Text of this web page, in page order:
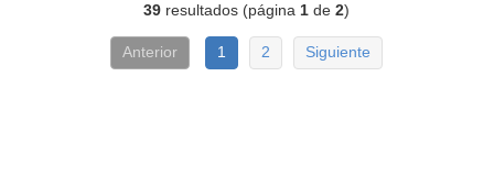
39 resultados (página 1 de2)
Anterior 1 2 Siguiente